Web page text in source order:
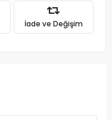
İade ve Değişim